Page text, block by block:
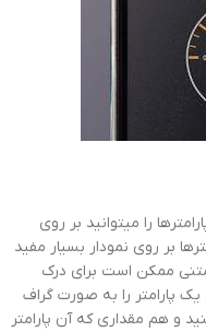
را میتوانید بر روی
بر روی نمودار بسیار مفید
متنی ممکن است برای درک
یک پارامتر را به صورت گراف
و هم مقداری که آن پارامتر